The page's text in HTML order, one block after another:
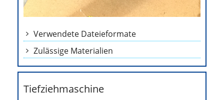
Verwendete Dateieformate
Zulässige Materialien
Tiefziehmaschine